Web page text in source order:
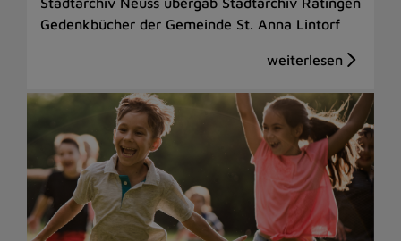
Gedenkbücher der Gemeinde St. Anna Lintorf